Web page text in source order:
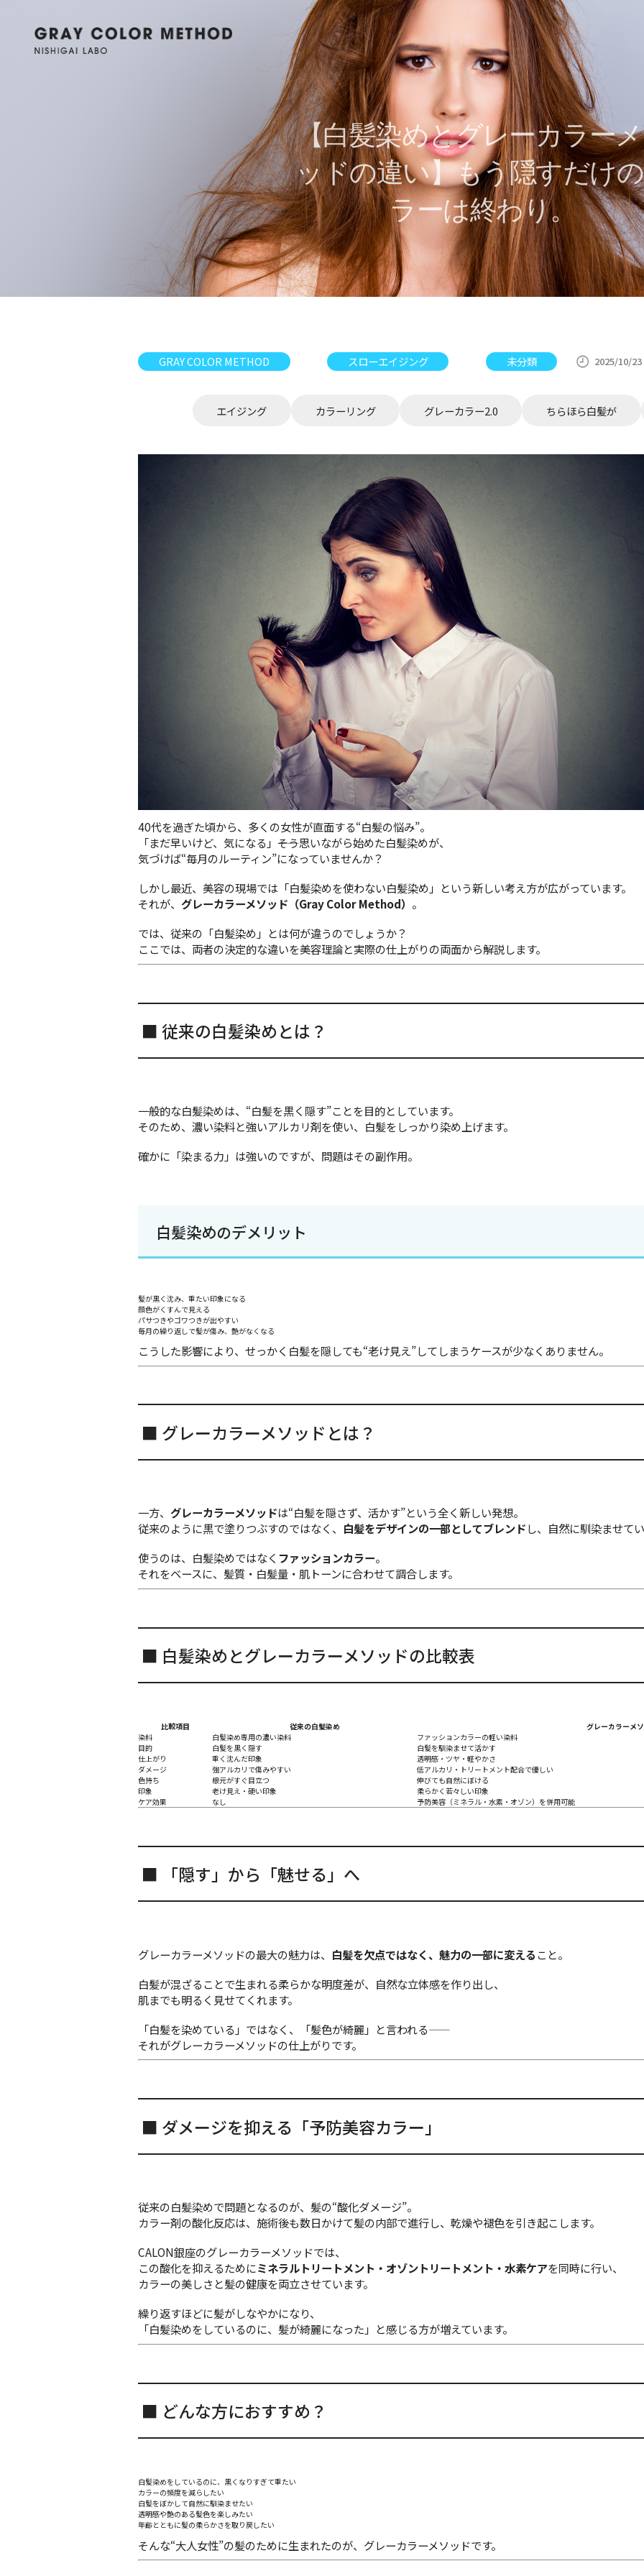
【白髪染めとグレーカラー
ッドの違い】もう隠すだけ
ラーは終わり。
GRAY COLOR METHOD スローエイジング 未分類 2025/10/23
エイジング カラーリング グレーカラー2.0 ちらほら白髪が
40代を過ぎた頃から、多くの女性が直面する“白髪の悩み”。
「まだ早いけど、気になる」――そう思いながら始めた白髪染めが、
気づけば“毎月のルーティン”になっていませんか？
しかし最近、美容の現場では「白髪染めを使わない白髪染め」という新しい考え方が広がっています。
それが、グレーカラーメソッド（Gray Color Method） 。
では、従来の「白髪染め」とは何が違うのでしょうか？
ここでは、両者の決定的な違いを美容理論と実際の仕上がりの両面から解説します。
■ 従来の白髪染めとは？
一般的な白髪染めは、“白髪を黒く隠す”ことを目的としています。
そのため、濃い染料と強いアルカリ剤を使い、白髪をしっかり染め上げます。
確かに「染まる力」は強いのですが、問題はその副作用。
白髪染めのデメリット
髪が黒く沈み、重たい印象になる
顔色がくすんで見える
パサつきやゴワつきが出やすい
毎月の繰り返しで髪が傷み、艶がなくなる
こうした影響により、せっかく白髪を隠しても“老け見え”してしまうケースが少なくありません。
■ グレーカラーメソッドとは？
一方、グレーカラーメソッドは“白髪を隠さず、活かす”という全く新しい発想。
従来のように黒で塗りつぶすのではなく、 白髪をデザインの一部としてブレンドし、自然に馴染ませて
使うのは、白髪染めではなく ファッションカラー。
それをベースに、髪質・白髪量・肌トーンに合わせて調合します。
■ 白髪染めとグレーカラーメソッドの比較表
比較項目 従来の白髪染め
グレーカラーメ
染料
白髪染め専用の濃い染料
ファッションカラーの軽い染料
目的
白髪を黒く隠す
白髪を馴染ませて活かす
仕上がり
重く沈んだ印象
透明感・ツヤ・軽やかさ
ダメージ
強アルカリで傷みやすい
低アルカリ・トリートメント配合で優しい
色持ち
根元がすぐ目立つ
伸びても自然にぼける
印象
老け見え・硬い印象
柔らかく若々しい印象
ケア効果
なし 予防美容（ミネラル・水素・オゾン）を併用可能
■ 「隠す」から「魅せる」へ
グレーカラーメソッドの最大の魅力は、 白髪を欠点ではなく、魅力の一部に変えること。
白髪が混ざることで生まれる柔らかな明度差が、自然な立体感を作り出し、
肌までも明るく見せてくれます。
「白髪を染めている」ではなく、「髪色が綺麗」と言われる――
それがグレーカラーメソッドの仕上がりです。
■ ダメージを抑える「予防美容カラー」
従来の白髪染めで問題となるのが、髪の“酸化ダメージ”。
カラー剤の酸化反応は、施術後も数日かけて髪の内部で進行し、乾燥や褪色を引き起こします。
CALON銀座のグレーカラーメソッドでは、
この酸化を抑えるためにミネラルトリートメント・オゾントリートメント・水素ケアを同時に行い、
カラーの美しさと髪の健康を両立させています。
繰り返すほどに髪がしなやかになり、
「白髪染めをしているのに、髪が綺麗になった」と感じる方が増えています。
■ どんな方におすすめ？
白髪染めをしているのに、黒くなりすぎて重たい
カラーの頻度を減らしたい
白髪をぼかして自然に馴染ませたい
透明感や艶のある髪色を楽しみたい
年齢とともに髪の柔らかさを取り戻したい
そんな“大人女性”の髪のために生まれたのが、グレーカラーメソッドです。